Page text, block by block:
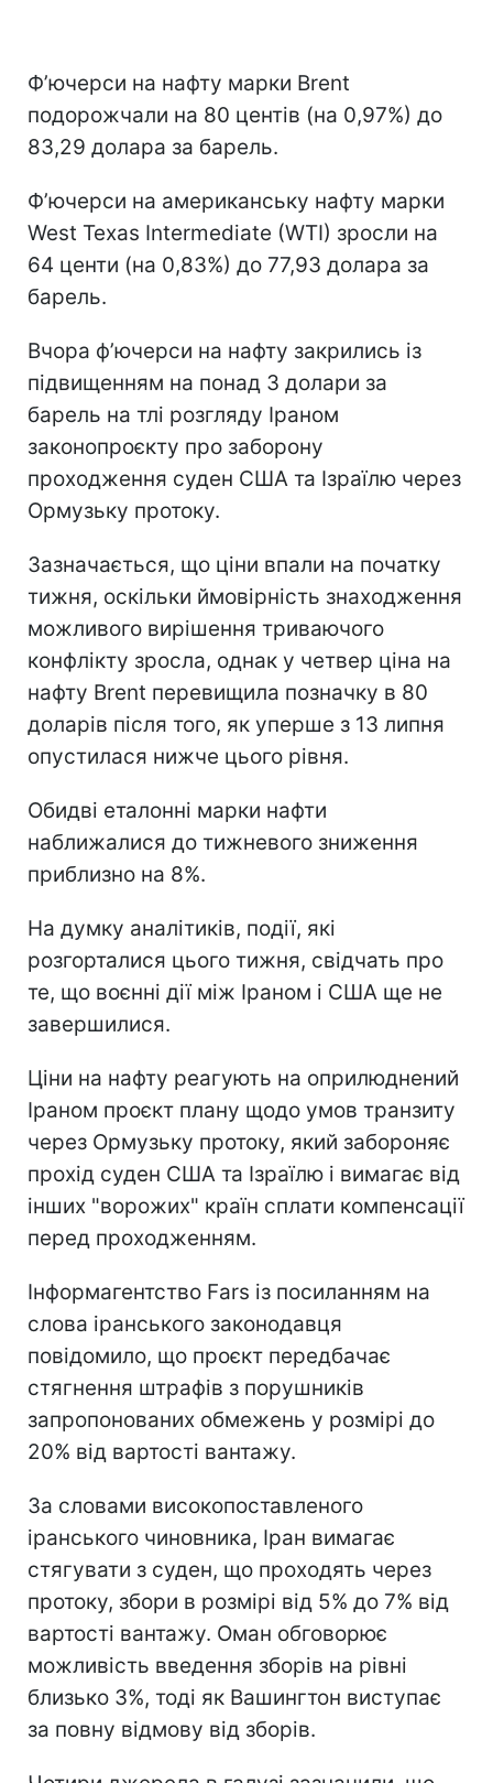
Ф’ючерси на нафту марки Brent
подорожчали на 80 центів (на 0,97%) до
83,29 долара за барель.
Ф’ючерси на американську нафту марки
West Texas Intermediate (WTI) зросли на
64 центи (на 0,83%) до 77,93 долара за
барель.
Вчора ф’ючерси на нафту закрились із
підвищенням на понад 3 долари за
барель на тлі розгляду Іраном
законопроєкту про заборону
проходження суден США та Ізраїлю через
Ормузьку протоку.
Зазначається, що ціни впали на початку
тижня, оскільки ймовірність знаходження
можливого вирішення триваючого
конфлікту зросла, однак у четвер ціна на
нафту Brent перевищила позначку в 80
доларів після того, як уперше з 13 липня
опустилася нижче цього рівня.
Обидві еталонні марки нафти
наближалися до тижневого зниження
приблизно на 8%.
На думку аналітиків, події, які
розгорталися цього тижня, свідчать про
те, що воєнні дії між Іраном і США ще не
завершилися.
Ціни на нафту реагують на оприлюднений
Іраном проєкт плану щодо умов транзиту
через Ормузьку протоку, який забороняє
прохід суден США та Ізраїлю і вимагає від
інших "ворожих" країн сплати компенсації
перед проходженням.
Інформагентство Fars із посиланням на
слова іранського законодавця
повідомило, що проєкт передбачає
стягнення штрафів з порушників
запропонованих обмежень у розмірі до
20% від вартості вантажу.
За словами високопоставленого
іранського чиновника, Іран вимагає
стягувати з суден, що проходять через
протоку, збори в розмірі від 5% до 7% від
вартості вантажу. Оман обговорює
можливість введення зборів на рівні
близько 3%, тоді як Вашингтон виступає
за повну відмову від зборів.